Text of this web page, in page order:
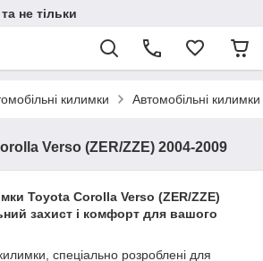
не тільки
килимки Автомобільні
Verso (ZER/ZZE) 2004-2009
Toyota Corolla Verso (ZER/ZZE)
захист і комфорт для вашого
спеціально розроблені для